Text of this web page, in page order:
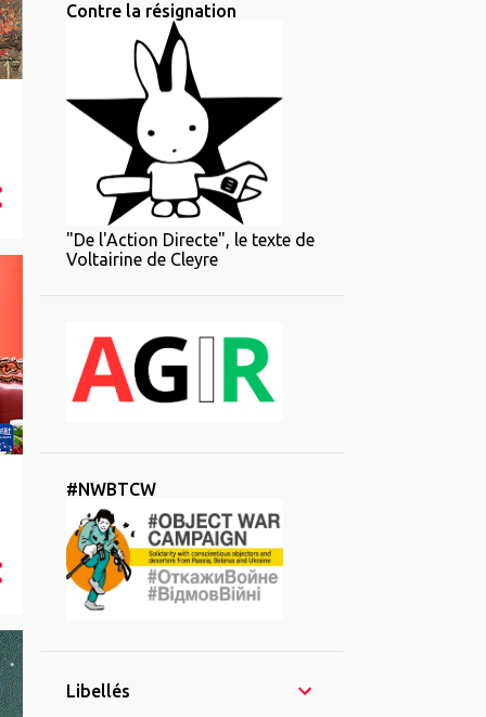
Contre la résignation
"De l'Action Directe", le texte de
Voltairine de Cleyre
#NWBTCW
Libellés